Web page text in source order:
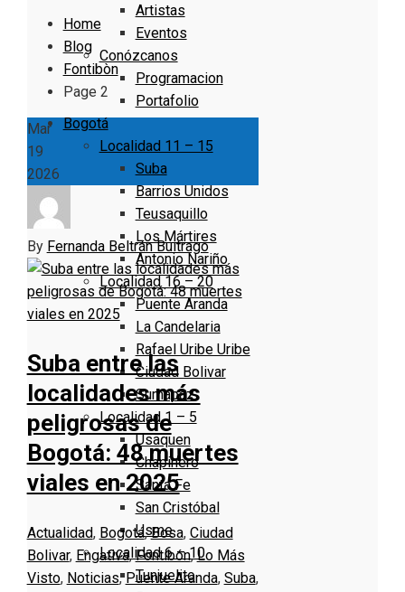
Artistas
Eventos
Conózcanos
Programacion
Portafolio
Bogotá
Localidad 11 – 15
Suba
Barrios Unidos
Teusaquillo
Los Mártires
Antonio Nariño
Localidad 16 – 20
Puente Aranda
La Candelaria
Rafael Uribe Uribe
Ciudad Bolivar
Sumapaz
Localidad 1 – 5
Usaquen
Chapinero
Santa Fe
San Cristóbal
Usme
Localidad 6 – 10
Tunjuelito
Home
Blog
Fontibòn
Page 2
Mar
19
2026
By Fernanda Beltrán Buitrago
Suba entre las
localidades más
peligrosas de
Bogotá: 48 muertes
viales en 2025
Actualidad, Bogotá,Bosa, Ciudad
Bolivar, Engativá,Fontibón,Lo Más
Visto, Noticias, Puente Aranda, Suba,